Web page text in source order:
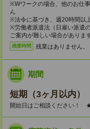
※Wワークの場合、他のお仕
ん
※法令に基づき、週20時間以
※労働者派遣法（日雇い派遣
ご案内が難しい場合がありま
残業時間 残業はありません。
期間
短期（3ヶ月以内）
開始日はご相談ください！